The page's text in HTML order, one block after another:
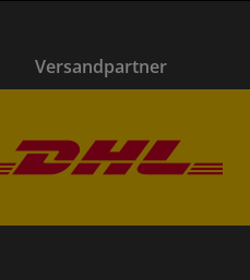
Versandpartner